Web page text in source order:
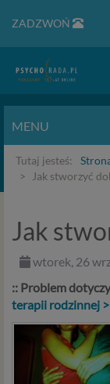
ZADZWOŃ
MENU
Tutaj jesteś:
Jak stworzyć
Jak
wtorek, 26
:: Problem
terapii rodzinnej >